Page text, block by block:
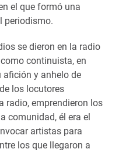
el que formó una
periodismo.
se dieron en la radio
como continuista, en
afición y anhelo de
los locutores
radio, emprendieron los
comunidad, él era el
artistas para
los que llegaron a